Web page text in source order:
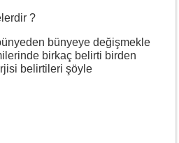
?
bünyeye değişmekle
birkaç belirti birden
belirtileri şöyle